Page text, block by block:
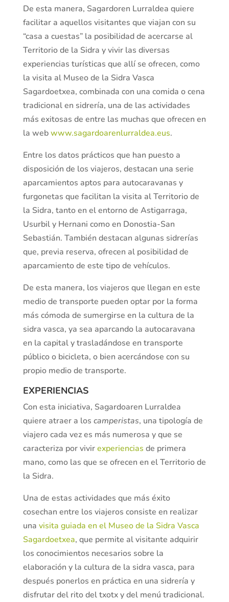
De esta manera, Sagardoren Lurraldea quiere
facilitar a aquellos visitantes que viajan con su
“casa a cuestas” la posibilidad de acercarse al
Territorio de la Sidra y vivir las diversas
experiencias turísticas que allí se ofrecen, como
la visita al Museo de la Sidra Vasca
Sagardoetxea, combinada con una comida o cena
tradicional en sidrería, una de las actividades
más exitosas de entre las muchas que ofrecen en
la webwww.sagardoarenlurraldea.eus.
Entre los datos prácticos que han puesto a
disposición de los viajeros, destacan una serie
aparcamientos aptos para autocaravanas y
furgonetas que facilitan la visita al Territorio de
la Sidra, tanto en el entorno de Astigarraga,
Usurbil y Hernani como en Donostia-San
Sebastián. También destacan algunas sidrerías
que, previa reserva, ofrecen al posibilidad de
aparcamiento de este tipo de vehículos.
De esta manera, los viajeros que llegan en este
medio de transporte pueden optar por la forma
más cómoda de sumergirse en la cultura de la
sidra vasca, ya sea aparcando la autocaravana
en la capital y trasladándose en transporte
público o bicicleta, o bien acercándose con su
propio medio de transporte.
EXPERIENCIAS
Con esta iniciativa, Sagardoaren Lurraldea
quiere atraer a los camperistas, una tipología de
viajero cada vez es más numerosa y que se
caracteriza por vivirexperiencias de primera
mano, como las que se ofrecen en el Territorio de
la Sidra.
Una de estas actividades que más éxito
cosechan entre los viajeros consiste en realizar
una visita guiada en el Museo de la Sidra Vasca
Sagardoetxea, que permite al visitante adquirir
los conocimientos necesarios sobre la
elaboración y la cultura de la sidra vasca, para
después ponerlos en práctica en una sidrería y
disfrutar del rito del txotx y del menú tradicional.